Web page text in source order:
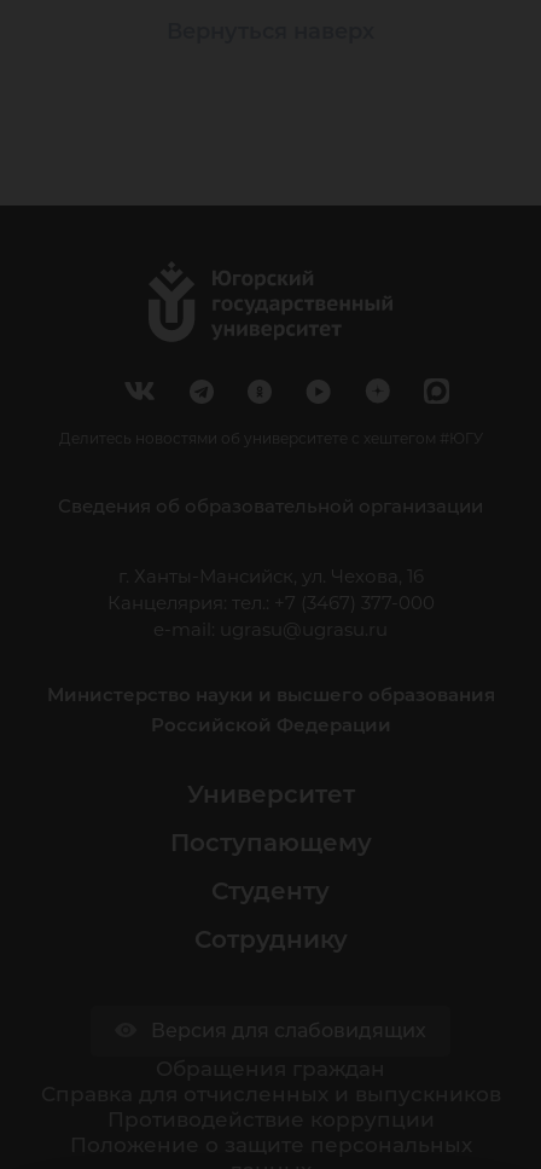
Делитесь новостями об университете с хештегом #ЮГУ
Сведения об образовательной организации
г. Ханты-Мансийск, ул. Чехова, 16
Канцелярия: тел.: +7 (3467) 377-000
e-mail:
ugrasu@ugrasu.ru
Министерство науки и высшего образования
Российской Федерации
Университет
Поступающему
Студенту
Сотруднику